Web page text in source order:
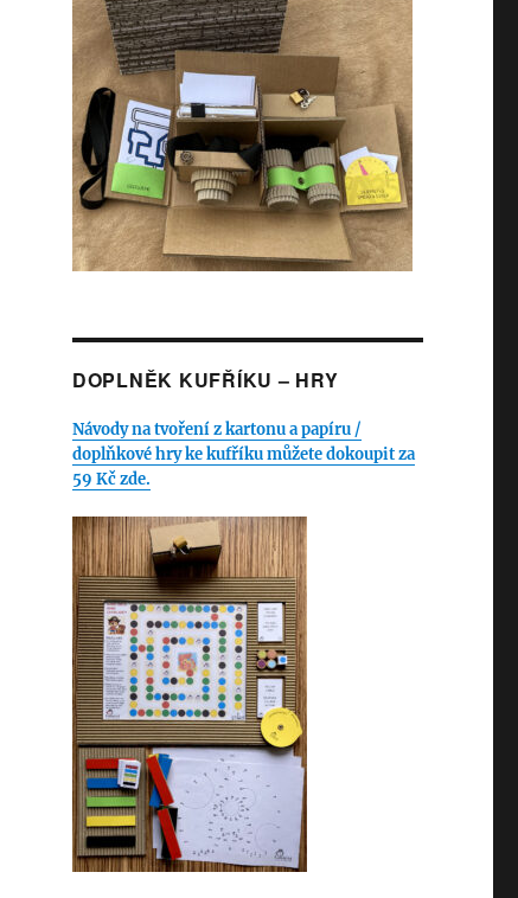
DOPLNĚK KUFŘÍKU – HRY
Návody na tvoření z kartonu a papíru /
doplňkové hry ke kufříku můžete dokoupit za
59 Kč zde.